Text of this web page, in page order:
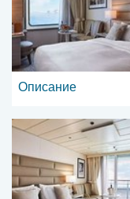
Описание